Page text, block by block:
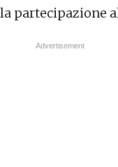
partecipazione